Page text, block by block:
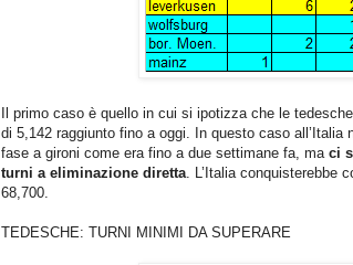
Il primo caso è quello in cui si ipotizza che le
di 5,142 raggiunto fino a oggi. In questo caso all’Italia
fase a gironi come era fino a due settimane fa, ma ci
turni a eliminazione diretta. L’Italia conquisterebbe
68,700.
TEDESCHE: TURNI MINIMI DA SUPERARE